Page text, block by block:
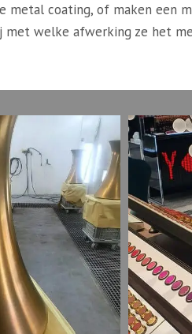
metal coating, of maken een
met welke afwerking ze het